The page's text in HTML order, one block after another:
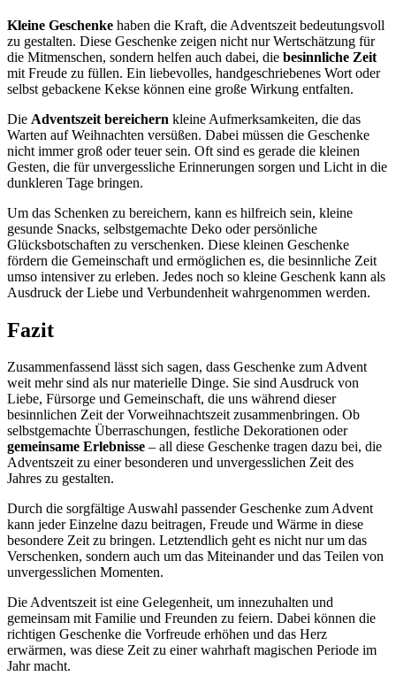
Kleine Geschenke haben die Kraft, die Adventszeit bedeutungsvoll
zu gestalten. Diese Geschenke zeigen nicht nur Wertschätzung für
die Mitmenschen, sondern helfen auch dabei, die besinnliche Zeit
mit Freude zu füllen. Ein liebevolles, handgeschriebenes Wort oder
selbst gebackene Kekse können eine große Wirkung entfalten.
Die Adventszeit bereichern kleine Aufmerksamkeiten, die das
Warten auf Weihnachten versüßen. Dabei müssen die Geschenke
nicht immer groß oder teuer sein. Oft sind es gerade die kleinen
Gesten, die für unvergessliche Erinnerungen sorgen und Licht in die
dunkleren Tage bringen.
Um das Schenken zu bereichern, kann es hilfreich sein, kleine
gesunde Snacks, selbstgemachte Deko oder persönliche
Glücksbotschaften zu verschenken. Diese kleinen Geschenke
fördern die Gemeinschaft und ermöglichen es, die besinnliche Zeit
umso intensiver zu erleben. Jedes noch so kleine Geschenk kann als
Ausdruck der Liebe und Verbundenheit wahrgenommen werden.
Fazit
Zusammenfassend lässt sich sagen, dass Geschenke zum Advent
weit mehr sind als nur materielle Dinge. Sie sind Ausdruck von
Liebe, Fürsorge und Gemeinschaft, die uns während dieser
besinnlichen Zeit der Vorweihnachtszeit zusammenbringen. Ob
selbstgemachte Überraschungen, festliche Dekorationen oder
gemeinsame Erlebnisse – all diese Geschenke tragen dazu bei, die
Adventszeit zu einer besonderen und unvergesslichen Zeit des
Jahres zu gestalten.
Durch die sorgfältige Auswahl passender Geschenke zum Advent
kann jeder Einzelne dazu beitragen, Freude und Wärme in diese
besondere Zeit zu bringen. Letztendlich geht es nicht nur um das
Verschenken, sondern auch um das Miteinander und das Teilen von
unvergesslichen Momenten.
Die Adventszeit ist eine Gelegenheit, um innezuhalten und
gemeinsam mit Familie und Freunden zu feiern. Dabei können die
richtigen Geschenke die Vorfreude erhöhen und das Herz
erwärmen, was diese Zeit zu einer wahrhaft magischen Periode im
Jahr macht.